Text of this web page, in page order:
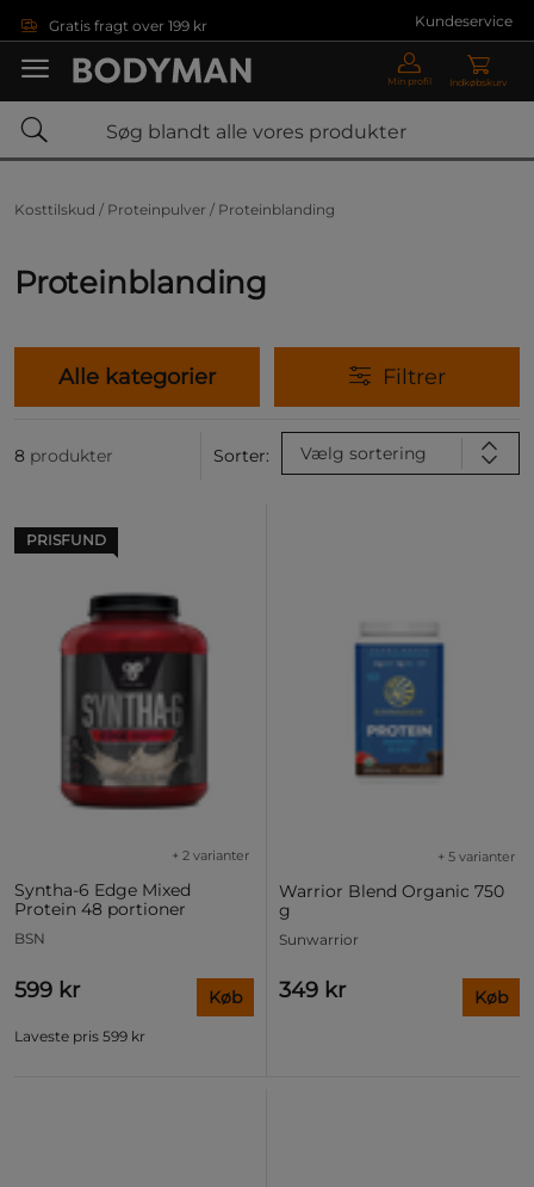
Gratis fragt over 199 kr Kundeservice
Min profil Indkøbskurv
Kosttilskud / Proteinpulver / Proteinblanding
Proteinblanding
Alle kategorier Filtrer
8 produkter Sorter: Vælg sortering
PRISFUND
Syntha-6 Edge Mixed
Protein 48 portioner
+ 2 varianter
BSN
599 kr
Laveste pris 599 kr
Køb
Warrior Blend Organic 750
g
+ 5 varianter
Sunwarrior
349 kr Køb